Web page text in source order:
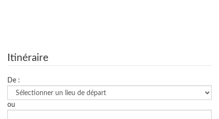
Itinéraire
De :
ou